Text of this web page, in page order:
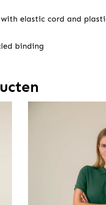
elastic cord and
binding